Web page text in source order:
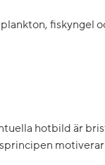
fiskyngel
hotbild är